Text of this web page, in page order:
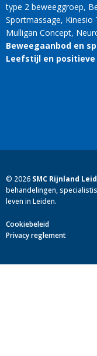
type 2 beweeggroep
Sportmassage Kinesio
Mulligan Concept
Beweegaanbod en
Leefstijl en
© 2026 SMC Rijnland
behandelingen,
leven in Leiden.
Cookiebeleid
Privacy reglement